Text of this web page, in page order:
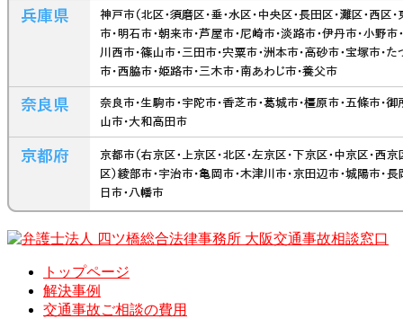
トップページ
解決事例
交通事故ご相談の費用